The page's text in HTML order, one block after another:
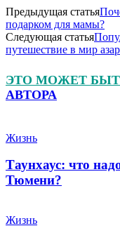
Предыдущая статья
подарком для мамы?
Следующая статья
путешествие в мир
ЭТО МОЖЕТ
АВТОРА
Жизнь
Таунхаус: что
Тюмени?
Жизнь